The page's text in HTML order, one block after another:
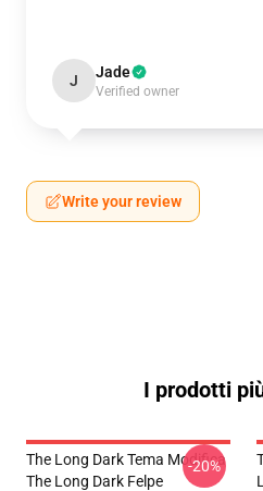
J Jade
Verified owner
Write your review
I prodotti
The Long Dark Tema Modifica
The Long Dark Felpe
-20%